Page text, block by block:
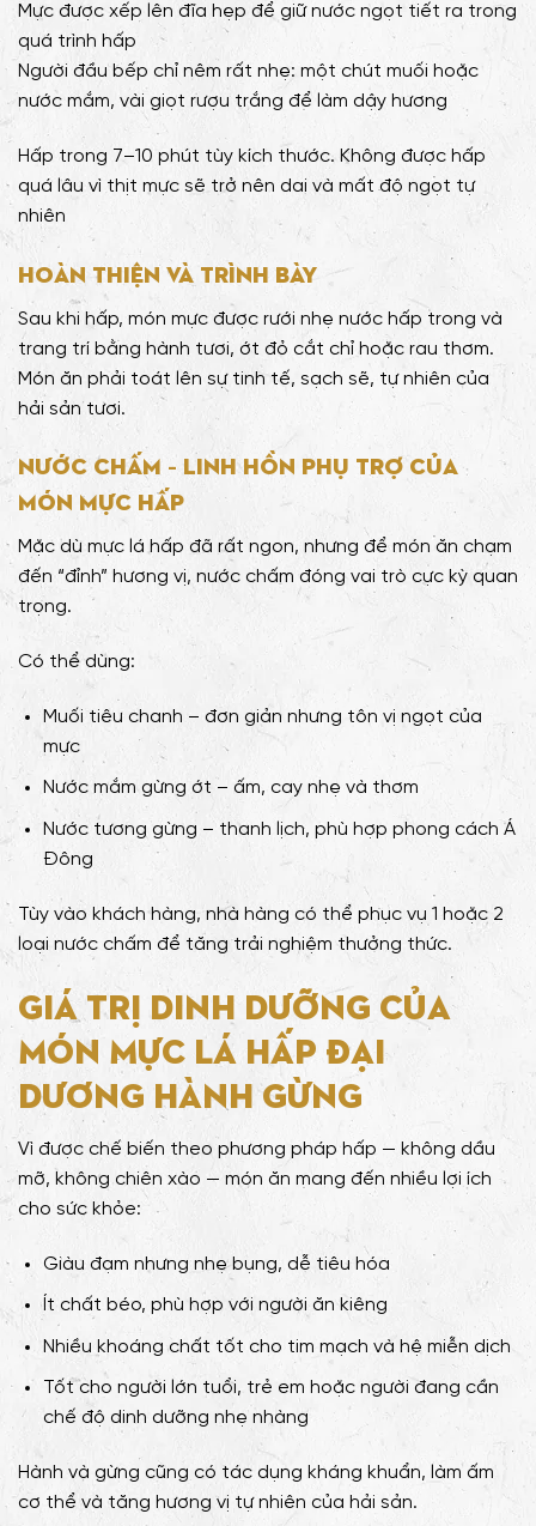
Mực được xếp lên đĩa hẹp để giữ nước ngọt tiết ra trong
quá trình hấp
Người đầu bếp chỉ nêm rất nhẹ: một chút muối hoặc
nước mắm, vài giọt rượu trắng để làm dậy hương
Hấp trong 7–10 phút tùy kích thước. Không được hấp
quá lâu vì thịt mực sẽ trở nên dai và mất độ ngọt tự
nhiên
Hoàn thiện và trình bày
Sau khi hấp, món mực được rưới nhẹ nước hấp trong và
trang trí bằng hành tươi, ớt đỏ cắt chỉ hoặc rau thơm.
Món ăn phải toát lên sự tinh tế, sạch sẽ, tự nhiên của
hải sản tươi.
Nước chấm – linh hồn phụ trợ của
món mực hấp
Mặc dù mực lá hấp đã rất ngon, nhưng để món ăn chạm
đến “đỉnh” hương vị, nước chấm đóng vai trò cực kỳ quan
trọng.
Có thể dùng:
Muối tiêu chanh – đơn giản nhưng tôn vị ngọt của
mực
Nước mắm gừng ớt – ấm, cay nhẹ và thơm
Nước tương gừng – thanh lịch, phù hợp phong cách Á
Đông
Tùy vào khách hàng, nhà hàng có thể phục vụ 1 hoặc 2
loại nước chấm để tăng trải nghiệm thưởng thức.
Giá trị dinh dưỡng của
món Mực lá hấp đại
dương hành gừng
Vì được chế biến theo phương pháp hấp — không dầu
mỡ, không chiên xào — món ăn mang đến nhiều lợi ích
cho sức khỏe:
Giàu đạm nhưng nhẹ bụng, dễ tiêu hóa
Ít chất béo, phù hợp với người ăn kiêng
Nhiều khoáng chất tốt cho tim mạch và hệ miễn dịch
Tốt cho người lớn tuổi, trẻ em hoặc người đang cần
chế độ dinh dưỡng nhẹ nhàng
Hành và gừng cũng có tác dụng kháng khuẩn, làm ấm
cơ thể và tăng hương vị tự nhiên của hải sản.